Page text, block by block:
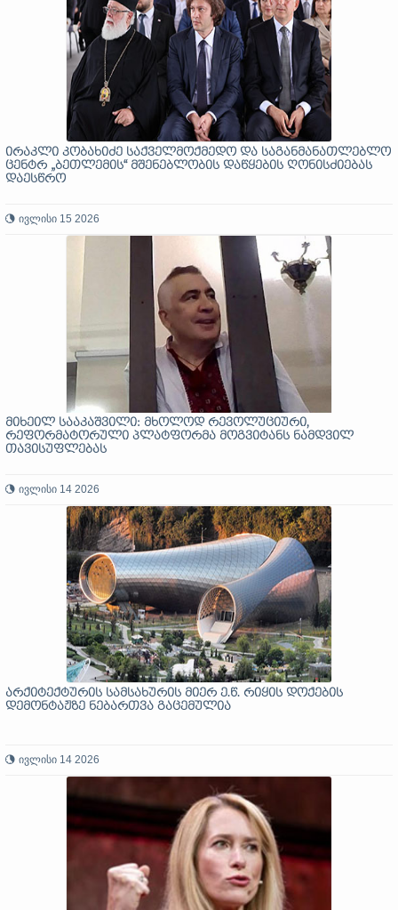
ირაკლი კობახიძე საქველმოქმედო და საგანმანათლებლო
ცენტრ „ბეთლემის“ მშენებლობის დაწყების ღონისძიებას
დაესწრო
ივლისი 15 2026
მიხეილ სააკაშვილი: მხოლოდ რევოლუციური,
რეფორმატორული პლატფორმა მოგვიტანს ნამდვილ
თავისუფლებას
ივლისი 14 2026
არქიტექტურის სამსახურის მიერ ე.წ. რიყის დოქების
დემონტაჟზე ნებართვა გაცემულია
ივლისი 14 2026